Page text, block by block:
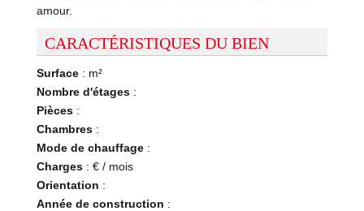
amour.
CARACTÉRISTIQUES DU BIEN
Surface: m²
Nombre d'étages:
Pièces:
Chambres:
Mode de chauffage:
Charges: € / mois
Orientation :
Année de construction :